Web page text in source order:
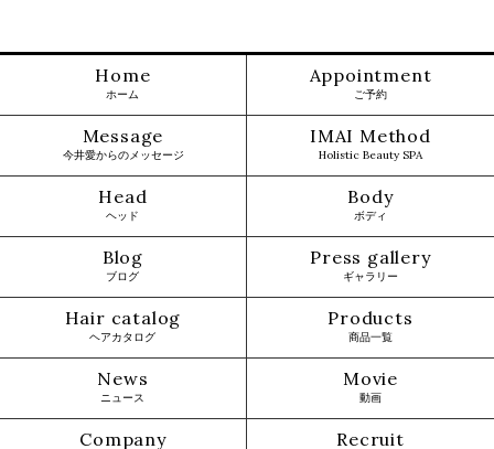
Home
ホーム
Appointment
ご予約
Message
今井愛からのメッセージ
IMAI Method
Holistic Beauty SPA
Head
ヘッド
Body
ボディ
Blog
ブログ
Press gallery
ギャラリー
Hair catalog
ヘアカタログ
Products
商品一覧
News
ニュース
Movie
動画
Company Recruit